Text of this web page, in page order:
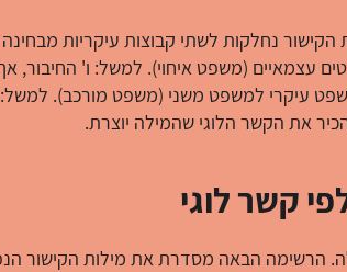
הקישור נחלקות לשתי קבוצות עיקריות
עצמאיים (משפט איחוי). למשל: ו' החיבור,
עיקרי למשפט משני (משפט מורכב).
את הקשר הלוגי שהמילה יוצרת.
קשר לוגי
הרשימה הבאה מסדרת את מילות הקישור